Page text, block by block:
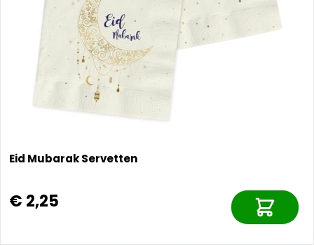
Eid Mubarak Servetten
€ 2,25